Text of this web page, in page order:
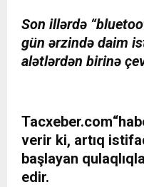
Son illərdə
gün ərzində daim
alətlərdən birinə
Tacxeber.com
verir ki, artıq
başlayan
edir.